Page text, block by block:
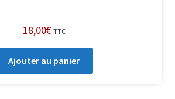
18,00€ TTC
Ajouter au panier